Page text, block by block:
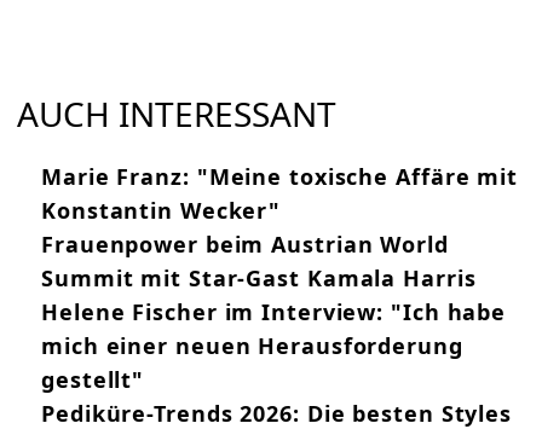
AUCH INTERESSANT
Marie Franz: "Meine toxische Affäre mit
Konstantin Wecker"
Frauenpower beim Austrian World
Summit mit Star-Gast Kamala Harris
Helene Fischer im Interview: "Ich habe
mich einer neuen Herausforderung
gestellt"
Pediküre-Trends 2026: Die besten Styles